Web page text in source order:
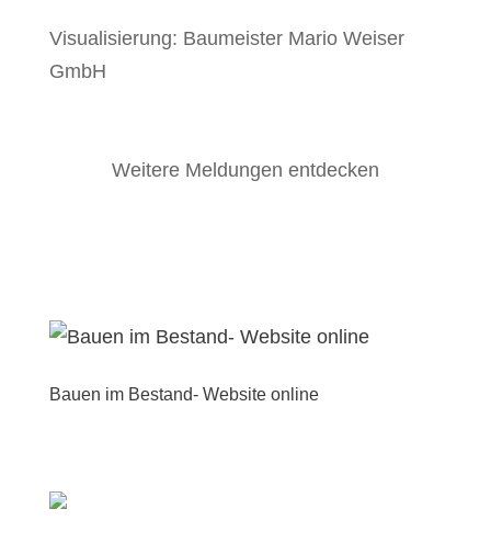
Visualisierung: Baumeister Mario Weiser
GmbH
Weitere Meldungen entdecken
Bauen im Bestand- Website online